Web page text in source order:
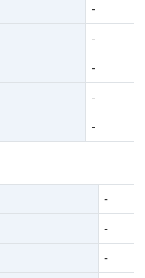
-
-
-
-
-
-
-
-